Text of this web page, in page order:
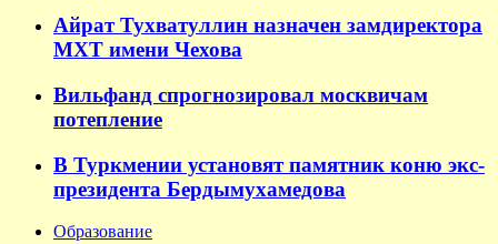
Айрат Тухватуллин назначен замдиректора
МХТ имени Чехова
Вильфанд спрогнозировал москвичам
потепление
В Туркмении установят памятник коню экс-
президента Бердымухамедова
Образование